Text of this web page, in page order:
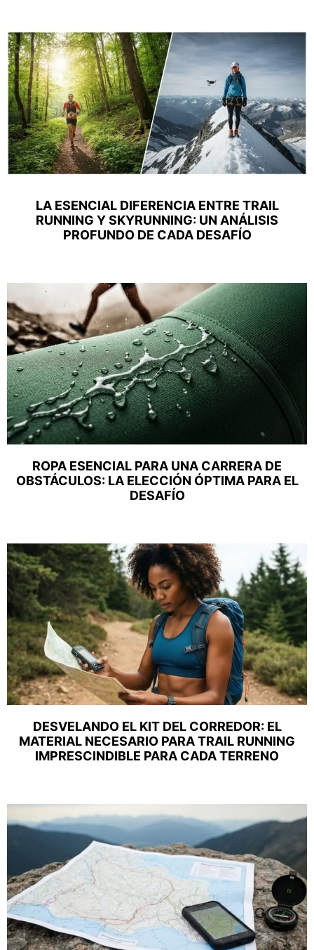
LA ESENCIAL DIFERENCIA ENTRE TRAIL
RUNNING Y SKYRUNNING: UN ANÁLISIS
PROFUNDO DE CADA DESAFÍO
ROPA ESENCIAL PARA UNA CARRERA DE
OBSTÁCULOS: LA ELECCIÓN ÓPTIMA PARA EL
DESAFÍO
DESVELANDO EL KIT DEL CORREDOR: EL
MATERIAL NECESARIO PARA TRAIL RUNNING
IMPRESCINDIBLE PARA CADA TERRENO